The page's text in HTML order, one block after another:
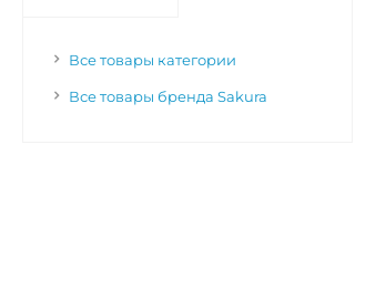
Все товары категории
Все товары бренда Sakura